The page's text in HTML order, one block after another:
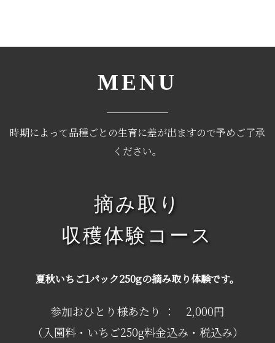
MENU
時期によって品種ごとの生育に差が出ますので予めご了承
ください。
摘み取り
収穫体験コース
夏秋いちご1パック250gの摘み取り体験です。
参加おひとり様あたり ： 2,000円
（入園料・いちご250g料金込み・税込み）